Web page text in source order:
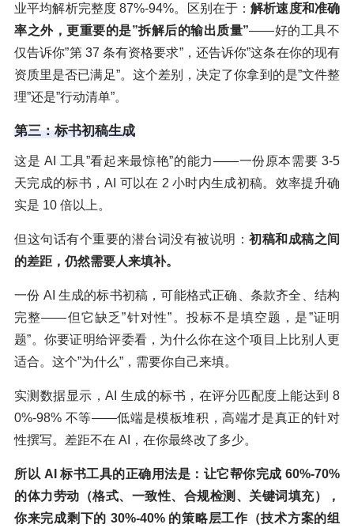
业平均解析完整度 87%-94%。区别在于：解析速度和准确
率之外，更重要的是”拆解后的输出质量”——好的工具不
仅告诉你”第 37 条有资格要求”，还告诉你”这条在你的现有
资质里是否已满足”。这个差别，决定了你拿到的是”文件整
理”还是”行动清单”。
第三：标书初稿生成
这是 AI 工具”看起来最惊艳”的能力——一份原本需要 3-5
天完成的标书，AI 可以在 2 小时内生成初稿。效率提升确
实是 10 倍以上。
但这句话有个重要的潜台词没有被说明： 初稿和成稿之间
的差距，仍然需要人来填补。
一份 AI 生成的标书初稿，可能格式正确、条款齐全、结构
完整——但它缺乏”针对性”。投标不是填空题，是”证明
题”。你要证明给评委看，为什么你在这个项目上比别人更
适合。这个”为什么”，需要你自己来填。
实测数据显示，AI 生成的标书，在评分匹配度上能达到 8
0%-98% 不等——低端是模板堆积，高端才是真正的针对
性撰写。差距不在 AI，在你最终改了多少。
所以 AI 标书工具的正确用法是：让它帮你完成 60%-70%
的体力劳动（格式、一致性、合规检测、关键词填充），
你来完成剩下的 30%-40% 的策略层工作（技术方案的组